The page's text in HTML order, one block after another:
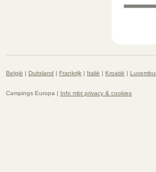
België | Duitsland | Frankrijk | Italië | Kroatië |
Campings Europa | Info mbt privacy & cookies